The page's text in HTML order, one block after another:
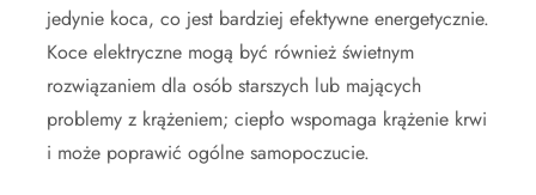
jedynie koca, co jest bardziej efektywne energetycznie.
Koce elektryczne mogą być również świetnym
rozwiązaniem dla osób starszych lub mających
problemy z krążeniem; ciepło wspomaga krążenie krwi
i może poprawić ogólne samopoczucie.